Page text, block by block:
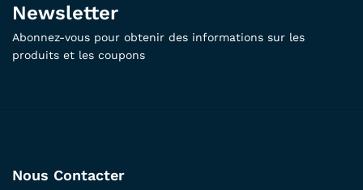
Newsletter
Abonnez-vous pour obtenir des informations sur les
produits et les coupons
Nous Contacter